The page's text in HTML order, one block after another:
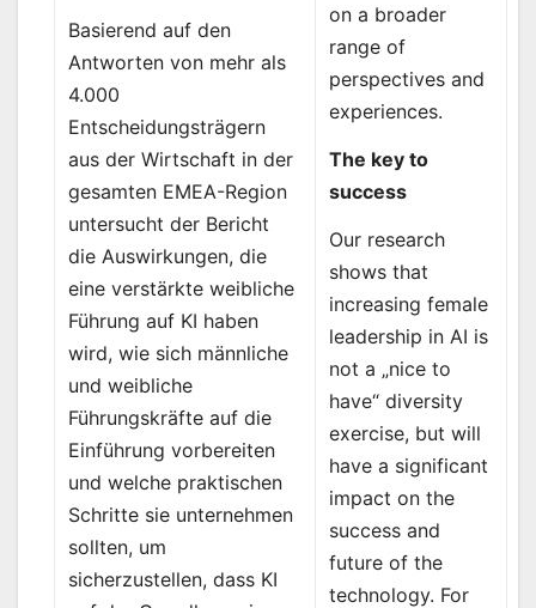
Basierend auf den
Antworten von mehr als
4.000
Entscheidungsträgern
aus der Wirtschaft in der
gesamten EMEA-Region
untersucht der Bericht
die Auswirkungen, die
eine verstärkte weibliche
Führung auf KI haben
wird, wie sich männliche
und weibliche
Führungskräfte auf die
Einführung vorbereiten
und welche praktischen
Schritte sie unternehmen
sollten, um
sicherzustellen, dass KI
on a broader
range of
perspectives and
experiences.
The key to
success
Our research
shows that
increasing female
leadership in AI is
not a „nice to
have“ diversity
exercise, but will
have a significant
impact on the
success and
future of the
technology. For